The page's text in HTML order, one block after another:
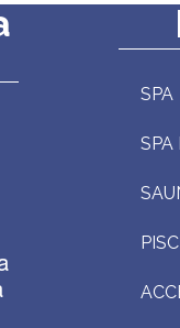
SPA
SPA